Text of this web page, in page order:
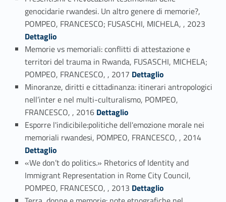
genocidarie rwandesi. Un altro genere di memorie?,
POMPEO, FRANCESCO; FUSASCHI, MICHELA, , 2023
Dettaglio
Memorie vs memoriali: conflitti di attestazione e
territori del trauma in Rwanda, FUSASCHI, MICHELA;
POMPEO, FRANCESCO, , 2017Link identifier #identifier_person_26398-5Dettaglio
Minoranze, diritti e cittadinanza: itinerari antropologici
nell’inter e nel multi-culturalismo, POMPEO,
FRANCESCO, , 2016 Link identifier #identifier_person_46052-6Dettaglio
Esporre l'indicibile:politiche dell'emozione morale nei
memoriali rwandesi, POMPEO, FRANCESCO, , 2014
Dettaglio
«We don’t do politics.» Rhetorics of Identity and
Immigrant Representation in Rome City Council,
POMPEO, FRANCESCO, , 2013 Link identifier #identifier_person_3707-8Dettaglio